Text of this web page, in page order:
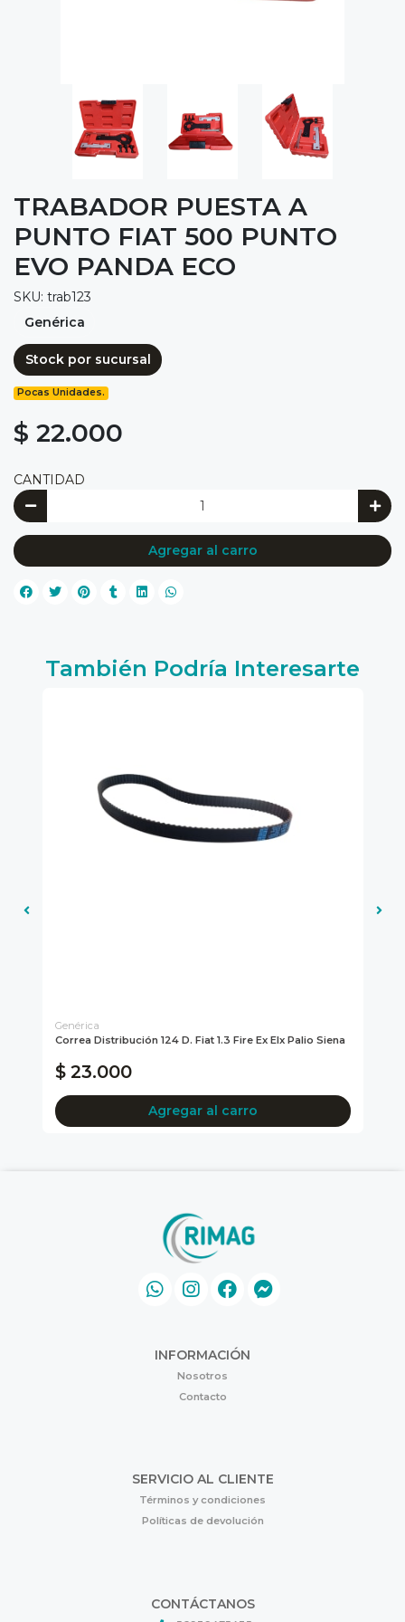
TRABADOR PUESTA A
PUNTO FIAT 500 PUNTO
EVO PANDA ECO
SKU: trab123
Genérica
Stock por sucursal
Pocas Unidades.
$ 22.000
CANTIDAD
Agregar al carro
También Podría Interesarte
Genérica
Correa Distribución 124 D. Fiat 1.3 Fire Ex Elx Palio Siena
$ 23.000
Agregar al carro
INFORMACIÓN
Nosotros
Contacto
SERVICIO AL CLIENTE
Términos y condiciones
Políticas de devolución
CONTÁCTANOS